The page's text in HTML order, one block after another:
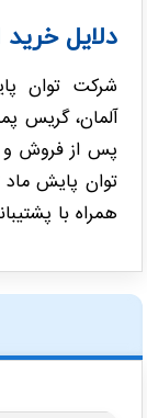
دلایل
شرکت توان
پس از فروش و
توان پایش
همراه با